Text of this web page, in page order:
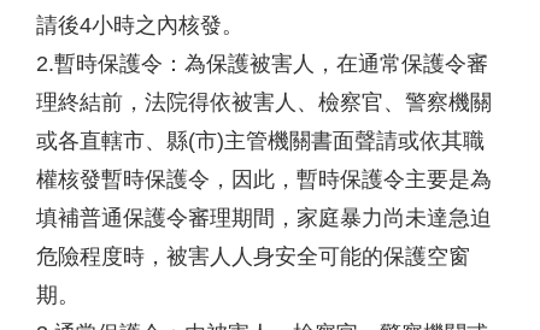
請後4小時之內核發。
2.暫時保護令：為保護被害人，在通常保護令審
理終結前，法院得依被害人、檢察官、警察機關
或各直轄市、縣(市)主管機關書面聲請或依其職
權核發暫時保護令，因此，暫時保護令主要是為
填補普通保護令審理期間，家庭暴力尚未達急迫
危險程度時，被害人人身安全可能的保護空窗
期。